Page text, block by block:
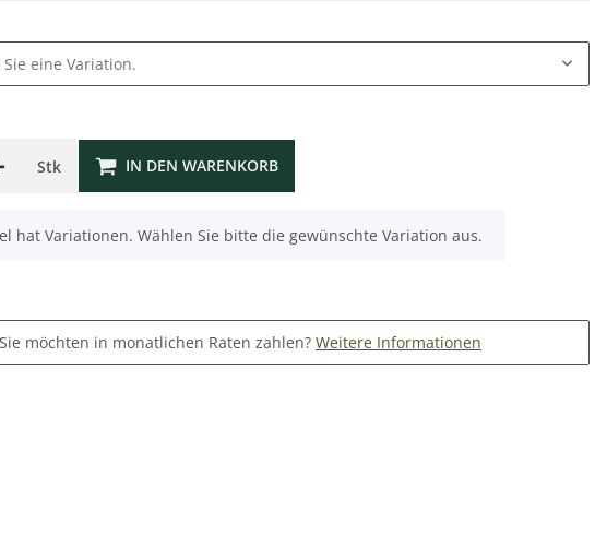
eine Variation.
Stk IN DEN WARENKORB
hat Variationen. Wählen Sie bitte die gewünschte Variation aus.
Sie möchten in monatlichen Raten zahlen? Weitere Informationen